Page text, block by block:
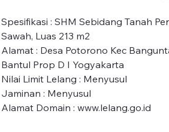
Spesifikasi : SHM Sebidang Tanah
Sawah, Luas 213
Alamat : Desa Potorono Kec
Bantul Prop D I
Nilai Limit Lelang :
Jaminan :
Alamat Domain :